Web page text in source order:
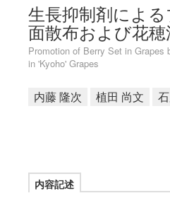
生長抑制剤によ
面散布および花
Promotion of Berry Set in Grapes
in 'Kyoho' Grapes
内藤 隆次 植田 尚文
内容記述